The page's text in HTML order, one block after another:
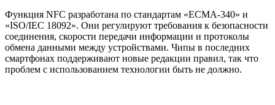
Функция NFC разработана по стандартам «ECMA-340» и
«ISO/IEC 18092». Они регулируют требования к безопасности
соединения, скорости передачи информации и протоколы
обмена данными между устройствами. Чипы в последних
смартфонах поддерживают новые редакции правил, так что
проблем с использованием технологии быть не должно.